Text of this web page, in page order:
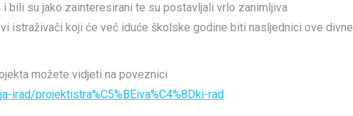
bili su jako zainteresirani te su postavljali vrlo zanimljiva
istraživači koji će već iduće školske godine biti nasljednici ove divne
možete vidjeti na poveznici
projektistra%C5%BEiva%C4%8Dki-rad